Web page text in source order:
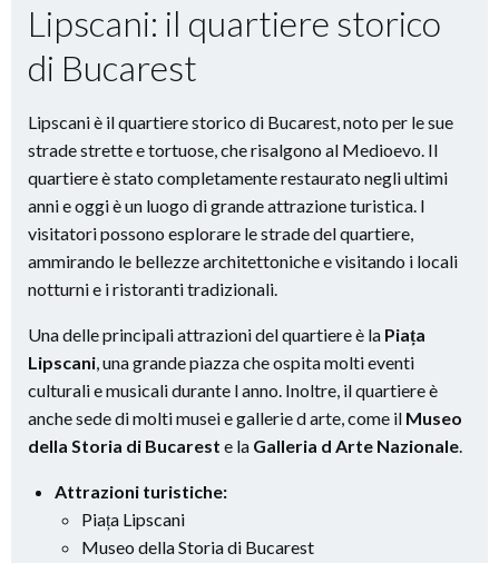
Lipscani: il quartiere storico
di Bucarest
Lipscani è il quartiere storico di Bucarest, noto per le sue
strade strette e tortuose, che risalgono al Medioevo. Il
quartiere è stato completamente restaurato negli ultimi
anni e oggi è un luogo di grande attrazione turistica. I
visitatori possono esplorare le strade del quartiere,
ammirando le bellezze architettoniche e visitando i locali
notturni e i ristoranti tradizionali.
Una delle principali attrazioni del quartiere è la Piața
Lipscani, una grande piazza che ospita molti eventi
culturali e musicali durante l anno. Inoltre, il quartiere è
anche sede di molti musei e gallerie d arte, come il Museo
della Storia di Bucarest e la Galleria d Arte Nazionale.
Attrazioni turistiche:
Piața Lipscani
Museo della Storia di Bucarest